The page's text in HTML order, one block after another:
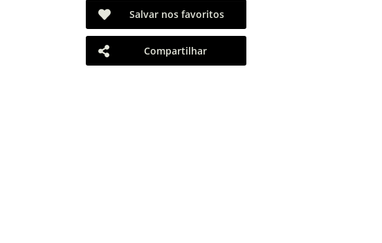
Salvar nos favoritos
Compartilhar